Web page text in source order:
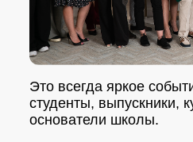
Это всегда яркое
студенты, выпускники,
основатели школы.